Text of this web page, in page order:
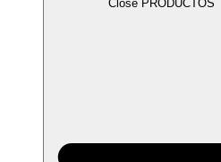
Close PRODUCTOS